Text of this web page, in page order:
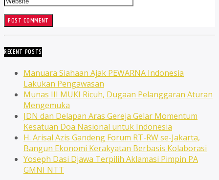
RECENT POSTS
Manuara Siahaan Ajak PEWARNA Indonesia
Lakukan Pengawasan
Munas III MUKI Ricuh, Dugaan Pelanggaran Aturan
Mengemuka
JDN dan Delapan Aras Gereja Gelar Momentum
Kesatuan Doa Nasional untuk Indonesia
H. Arisal Azis Gandeng Forum RT-RW se-Jakarta,
Bangun Ekonomi Kerakyatan Berbasis Kolaborasi
Yoseph Dasi Djawa Terpilih Aklamasi Pimpin PA
GMNI NTT